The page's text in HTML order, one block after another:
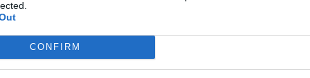
CONFIRM
στοCretalive τις
βλέπει με “θετικό” μάτι η δημοτική
προς τον Αποσελέμη συνιστά
του υφιστάμενου διαλυμένου,